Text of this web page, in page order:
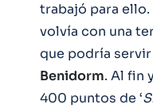
trabajó para
volvía con una
que podría
Benidorm. Al fin
400 puntos de ‘